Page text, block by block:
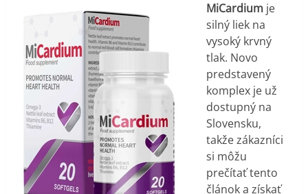
MiCardium je
silný liek na
vysoký krvný
tlak. Novo
predstavený
komplex je už
dostupný na
Slovensku,
takže zákazníci
si môžu
prečítať tento
článok a získať